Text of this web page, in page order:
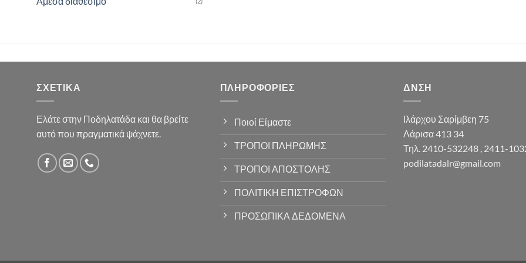
ΣΧΕΤΙΚΆ
Ελάτε στην Ποδηλατάδα και θα βρείτε
αυτό που πραγματικά ψάχνετε.
ΠΛΗΡΟΦΟΡΊΕΣ
Ποιοί Είμαστε
ΤΡΟΠΟΙ ΠΛΗΡΩΜΗΣ
ΤΡΟΠΟΙ ΑΠΟΣΤΟΛΗΣ
ΠΟΛΙΤΙΚΗ ΕΠΙΣΤΡΟΦΩΝ
ΠΡΟΣΩΠΙΚΑ ΔΕΔΟΜΕΝΑ
ΔΝΣΗ
Ιλάρχου Σαρίμβεη 75
Λάρισα 413 34
Τηλ. 2410-532248 , 2411-
podilatadalr@gmail.com